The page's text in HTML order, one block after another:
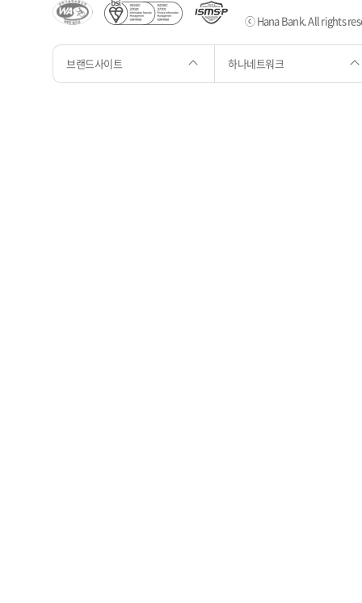
ⓒ Hana Bank. All rights
브랜드사이트 하나네트워크